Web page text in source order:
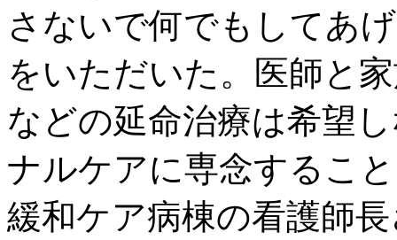
さないで何でもしてあ
をいただいた。医師と
などの延命治療は希望
ナルケアに専念するこ
緩和ケア病棟の看護師